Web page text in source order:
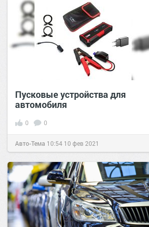
Пусковые устройства для
автомобиля
0 0
Авто-Тема 10:54 10 фев 2021